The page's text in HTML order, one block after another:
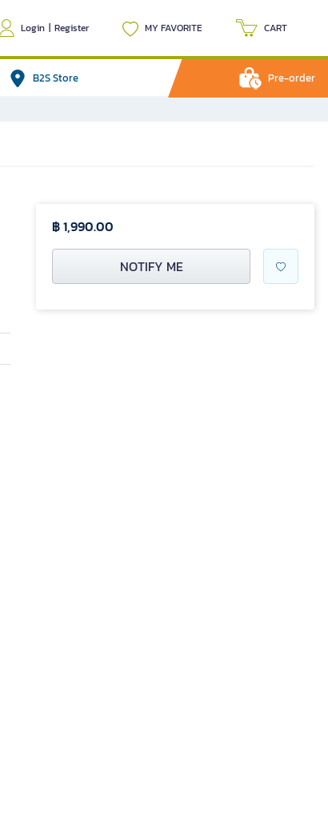
Login | Register MY FAVORITE CART
B2S Store Pre-order
฿ 1,990.00
NOTIFY ME